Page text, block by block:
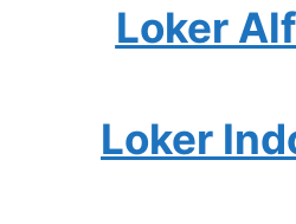
Loker
Loker